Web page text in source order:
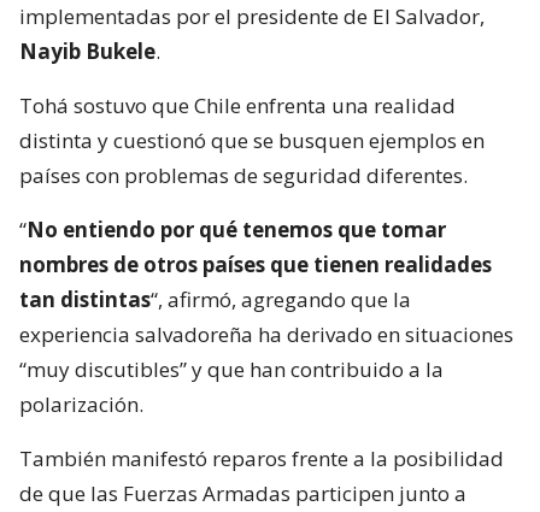
implementadas por el presidente de El Salvador,
Nayib Bukele.
Tohá sostuvo que Chile enfrenta una realidad
distinta y cuestionó que se busquen ejemplos en
países con problemas de seguridad diferentes.
“No entiendo por qué tenemos que tomar
nombres de otros países que tienen realidades
tan distintas“, afirmó, agregando que la
experiencia salvadoreña ha derivado en situaciones
“muy discutibles” y que han contribuido a la
polarización.
También manifestó reparos frente a la posibilidad
de que las Fuerzas Armadas participen junto a